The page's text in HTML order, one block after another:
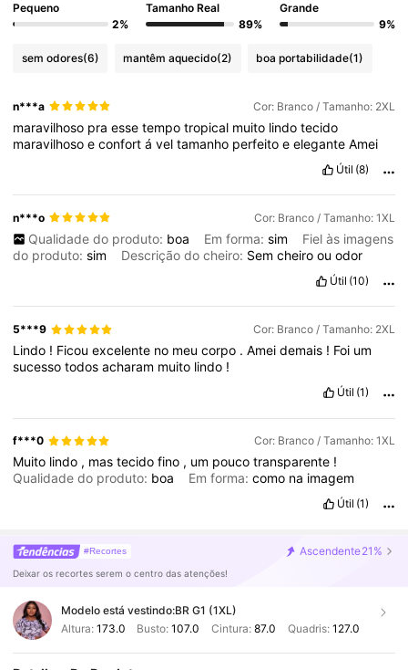
Pequeno
2%
Tamanho Real
89%
Grande
9%
sem odores(6) mantêm aquecido(2) boa portabilidade(1)
n***a Cor: Branco / Tamanho: 2XL
maravilhoso praessetempotropical muito lindotecido
maravilhosoeconfortáveltamanho perfeitoeeleganteAmei
Útil (8)
n***o Cor: Branco / Tamanho: 1XL
Qualidade do produto: boa Em forma: sim
Fiel às imagens
do produto:sim Descrição do cheiro: Semcheiroouodor
Útil (10)
5***9 Cor: Branco / Tamanho: 2XL
Lindo ! Ficouexcelente no meucorpo .Ameidemais ! Foi um
sucessotodosacharam muito lindo !
Útil (1)
f***0 Cor: Branco / Tamanho: 1XL
Muito lindo , mastecidofino , um poucotransparente !
Qualidade do produto: boa Em forma:como na imagem
Útil (1)
#Recortes Ascendente21%
Deixar os recortes serem o centro das atenções!
Modelo está vestindo:BR G1 (1XL)
Altura: 173.0 Busto:107.0 Cintura: 87.0 Quadris: 127.0